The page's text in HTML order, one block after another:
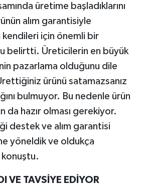
üretime başladıklarını
alım garantisiyle
için önemli bir
belirtti. Üreticilerin en büyük
pazarlama olduğunu dile
ürünü satamazsanız
bulmuyor. Bu nedenle ürün
da hazır olması gerekiyor.
destek ve alım garantisi
yöneldik ve oldukça
VE TAVSİYE EDİYOR